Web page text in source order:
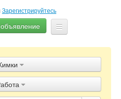
Зарегистрируйтесь
Блог